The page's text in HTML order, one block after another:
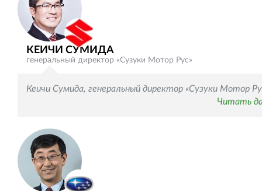
КЕИЧИ СУМИДА
генеральный директор «Сузуки Мотор Рус»
Кеичи Сумида, генеральный директор «Сузуки Мотор
Читать